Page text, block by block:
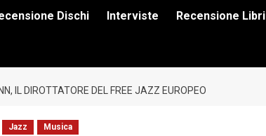
Dischi Interviste Recensione Libri
IL DIROTTATORE DEL FREE JAZZ EUROPEO
Jazz Musica